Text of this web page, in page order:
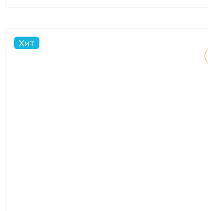
Хит